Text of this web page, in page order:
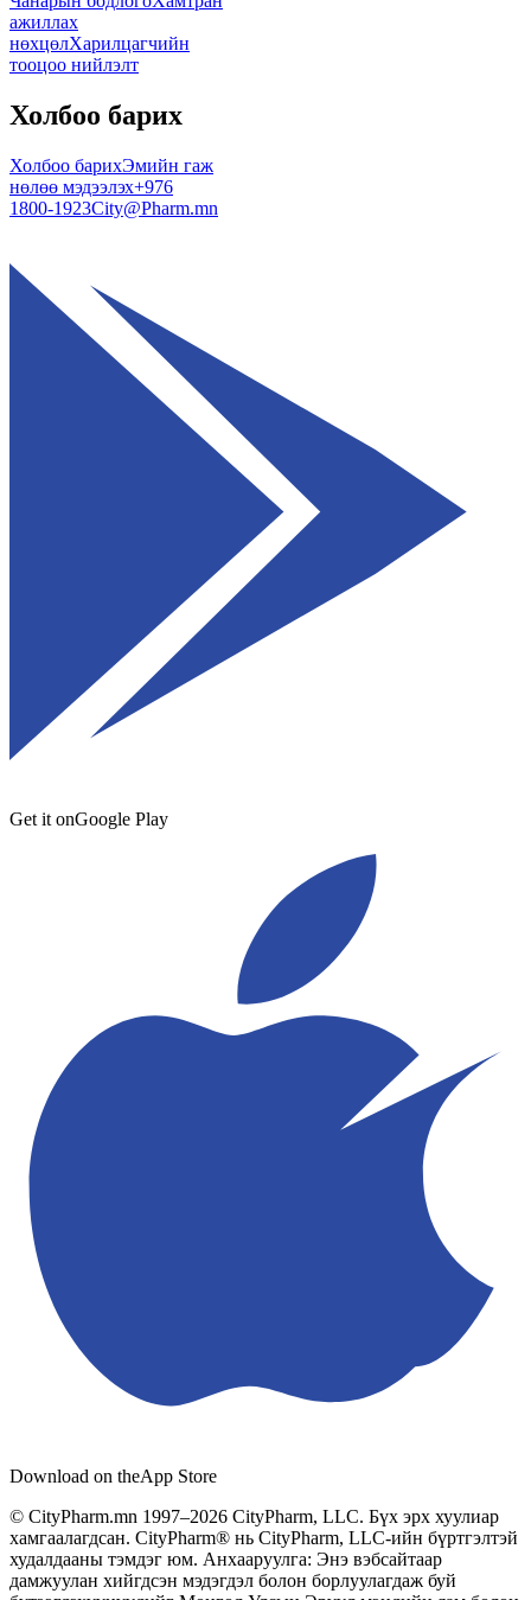
ажиллах
нөхцөлХарилцагчийн
тооцоо нийлэлт
Холбоо барих
Холбоо барихЭмийн гаж
нөлөө мэдээлэх+976
1800-1923City@Pharm.mn
Get it onGoogle Play
Download on theApp Store
© CityPharm.mn 1997–2026 CityPharm, LLC. Бүх эрх хуулиар
хамгаалагдсан. CityPharm® нь CityPharm, LLC-ийн бүртгэлтэй
худалдааны тэмдэг юм. Анхааруулга: Энэ вэбсайтаар
дамжуулан хийгдсэн мэдэгдэл болон борлуулагдаж буй